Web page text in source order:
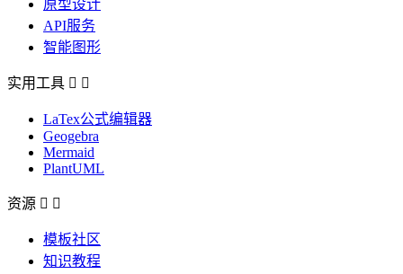
原型设计
API服务
智能图形
实用工具  
LaTex公式编辑器
Geogebra
Mermaid
PlantUML
资源  
模板社区
知识教程